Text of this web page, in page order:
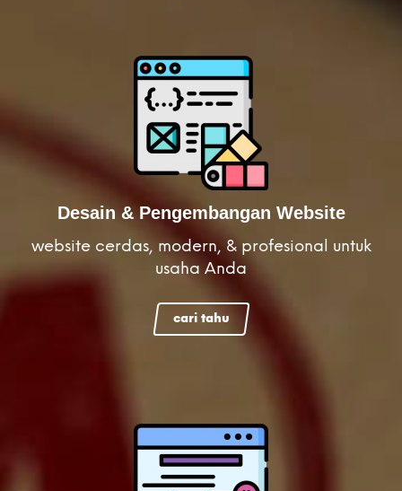
Desain & Pengembangan Website
website cerdas, modern, & profesional untuk
usaha Anda
cari tahu